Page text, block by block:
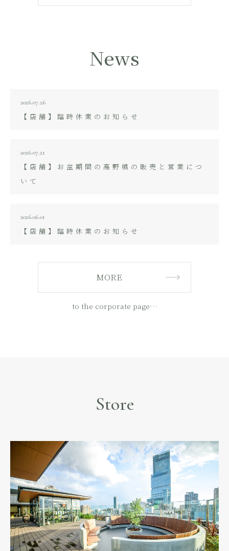
News
2026.07.26
【店舗】臨時休業のお知らせ
2026.07.21
【店舗】お盆期間の高野槙の販売と営業につ
いて
2026.06.01
【店舗】臨時休業のお知らせ
MORE
to the corporate page…
Store